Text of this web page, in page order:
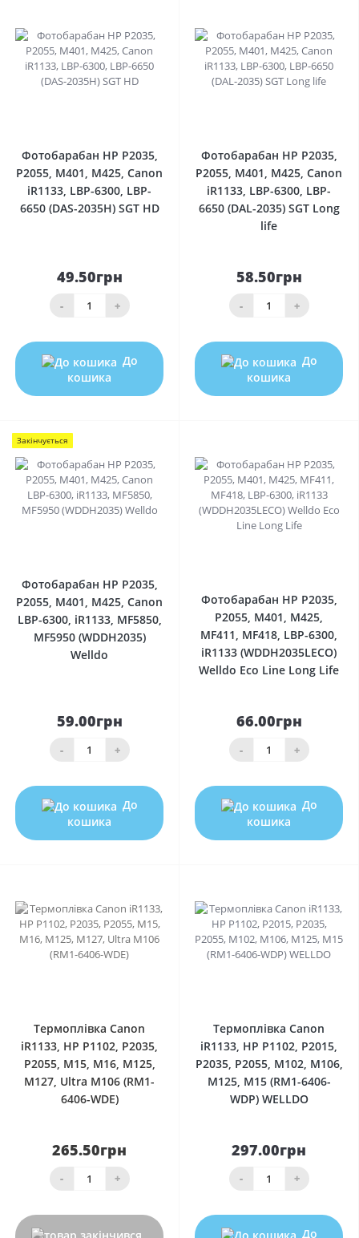
Фотобарабан HP P2035,
P2055, M401, M425, Canon
iR1133, LBP-6300, LBP-
6650 (DAS-2035H) SGT HD
49.50грн
- +
До
кошика
Фотобарабан HP P2035,
P2055, M401, M425, Canon
iR1133, LBP-6300, LBP-
6650 (DAL-2035) SGT Long
life
58.50грн
- +
До
кошика
Закінчується
Фотобарабан HP P2035,
P2055, M401, M425, Canon
LBP-6300, iR1133, MF5850,
MF5950 (WDDH2035)
Welldo
59.00грн
- +
До
кошика
Фотобарабан HP P2035,
P2055, M401, M425,
MF411, MF418, LBP-6300,
iR1133 (WDDH2035LECO)
Welldo Eco Line Long Life
66.00грн
- +
До
кошика
Термоплівка Canon
iR1133, HP P1102, P2035,
P2055, M15, M16, M125,
M127, Ultra M106 (RM1-
6406-WDE)
265.50грн
- +
Термоплівка Canon
iR1133, HP P1102, P2015,
P2035, P2055, M102, M106,
M125, M15 (RM1-6406-
WDP) WELLDO
297.00грн
- +
До